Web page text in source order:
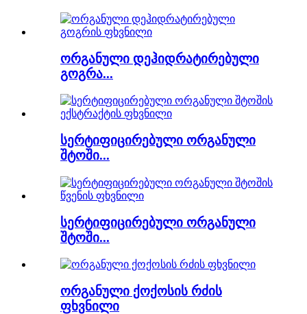
ორგანული დეჰიდრატირებული
გოგრა...
სერტიფიცირებული ორგანული
შტოში...
სერტიფიცირებული ორგანული
შტოში...
ორგანული ქოქოსის რძის
ფხვნილი